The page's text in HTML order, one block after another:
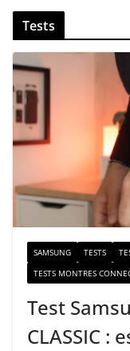
v
t
r
e
e
m
i
Tests
SAMSUNG TESTS
TESTS MONTRES
Test
CLASSIC :